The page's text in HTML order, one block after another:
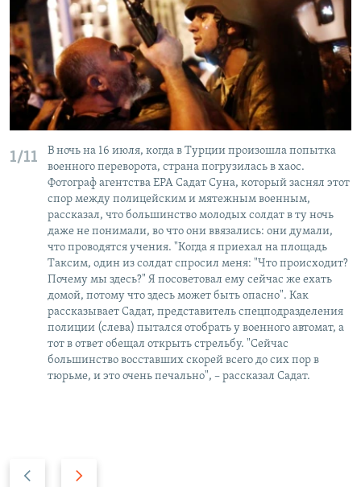
1/11
В ночь на 16 июля, когда в Турции произошла попытка
военного переворота, страна погрузилась в хаос.
Фотограф агентства ЕРА Садат Суна, который заснял этот
спор между полицейским и мятежным военным,
рассказал, что большинство молодых солдат в ту ночь
даже не понимали, во что они ввязались: они думали,
что проводятся учения. "Когда я приехал на площадь
Таксим, один из солдат спросил меня: "Что происходит?
Почему мы здесь?" Я посоветовал ему сейчас же ехать
домой, потому что здесь может быть опасно". Как
рассказывает Садат, представитель спецподразделения
полиции (слева) пытался отобрать у военного автомат, а
тот в ответ обещал открыть стрельбу. "Сейчас
большинство восставших скорей всего до сих пор в
тюрьме, и это очень печально", – рассказал Садат.